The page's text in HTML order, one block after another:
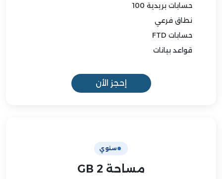
حسابات بريدية 100
نطاق فرعي
حسابات FTD
قواعد بيانات
إحجز الأن
سنوي
مساحة 2 GB